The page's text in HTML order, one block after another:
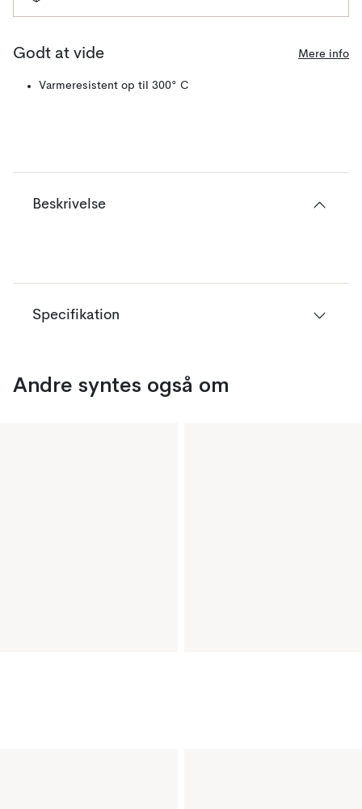
Godt at vide Mere info
Varmeresistent op til 300° C
Beskrivelse
Specifikation
Andre syntes også om